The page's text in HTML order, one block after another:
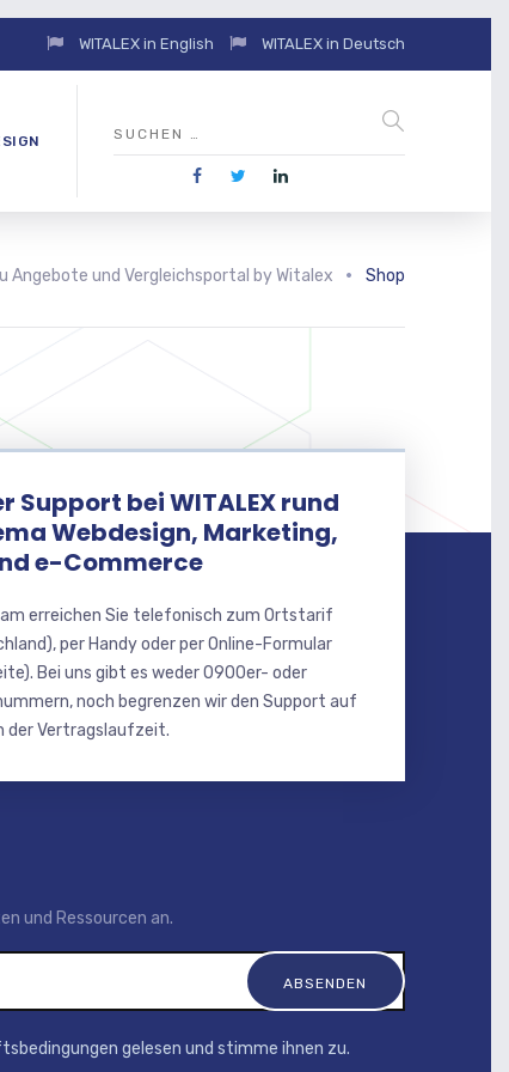
WITALEX in English WITALEX in Deutsch
Angebote und Vergleichsportal by Witalex Shop
Support bei WITALEX rund
Webdesign, Marketing,
e-Commerce
erreichen Sie telefonisch zum Ortstarif
per Handy oder per Online-Formular
Bei uns gibt es weder 0900er- oder
noch begrenzen wir den Support auf
der Vertragslaufzeit.
und Ressourcen an.
gelesen und stimme ihnen zu.